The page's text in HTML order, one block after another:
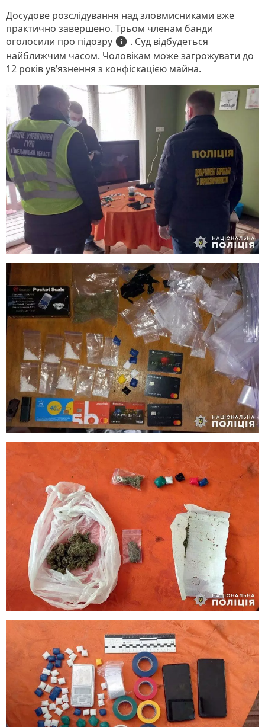
Досудове розслідування над зловмисниками вже
практично завершено. Трьом членам банди
оголосили про підозру info . Суд відбудеться
найближчим часом. Чоловікам може загрожувати до
12 років ув’язнення з конфіскацією майна.